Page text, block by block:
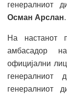
генералниот
Осман Арслан.
На настанот
амбасадор
официјални
генералниот
генералниот